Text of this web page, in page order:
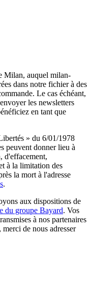
Milan, auquel milan-
dans notre fichier à des
Le cas échéant,
les newsletters
en tant que
» du 6/01/1978
peuvent donner lieu à
d'effacement,
à la limitation des
la mort à l'adresse
.
aux dispositions de
du groupe Bayard. Vos
à nos partenaires
de nous adresser